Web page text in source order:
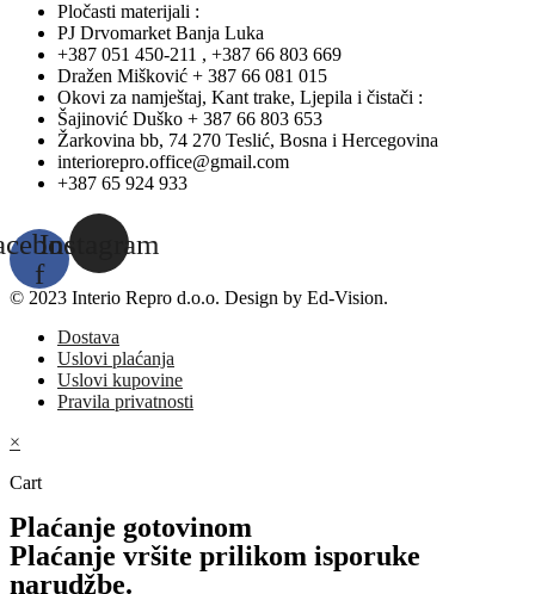
Pločasti materijali :
PJ Drvomarket Banja Luka
+387 051 450-211 , +387 66 803 669
Dražen Mišković + 387 66 081 015
Okovi za namještaj, Kant trake, Ljepila i čistači :
Šajinović Duško + 387 66 803 653
Žarkovina bb, 74 270 Teslić, Bosna i Hercegovina
interiorepro.office@gmail.com
+387 65 924 933
f
Instagram
© 2023 Interio Repro d.o.o. Design by Ed-Vision.
Dostava
Uslovi plaćanja
Uslovi kupovine
Pravila privatnosti
×
Cart
Plaćanje gotovinom
Plaćanje vršite prilikom isporuke
narudžbe.